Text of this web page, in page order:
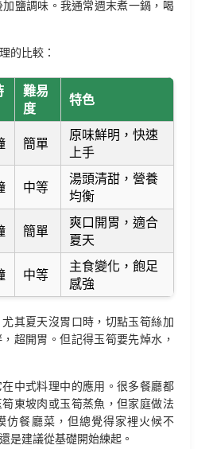
鹽調味。我通常週末煮一鍋，喝
的比較：
難易
度
特色
簡單
原味鮮明，快速
上手
中等
湯頭清甜，營養
均衡
簡單
爽口開胃，適合
夏天
中等
主食變化，飽足
感強
其夏天沒胃口時，切點玉筍絲加
超開胃。但記得玉筍要先焯水，
中式料理中的應用。很多餐廳都
東坡肉或玉筍蒸魚，但家庭做法
仿餐廳菜，但總覺得家裡火候不
是建議從基礎開始練起。